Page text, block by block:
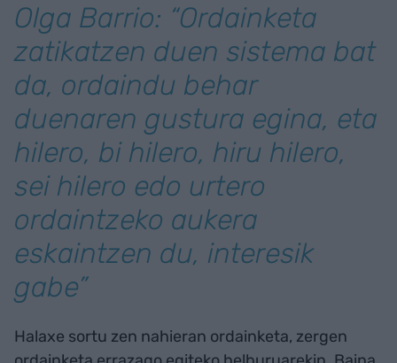
Olga Barrio: “Ordainketa
zatikatzen duen sistema bat
da, ordaindu behar
duenaren gustura egina, eta
hilero, bi hilero, hiru hilero,
sei hilero edo urtero
ordaintzeko aukera
eskaintzen du, interesik
gabe”
Halaxe sortu zen nahieran ordainketa, zergen